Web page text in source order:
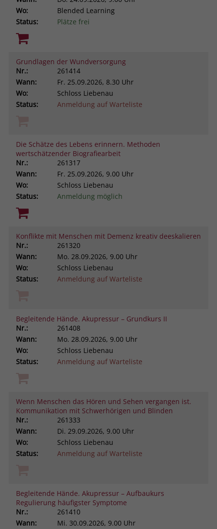
Wo:
Blended Learning
Status:
Plätze frei
Grundlagen der Wundversorgung
Nr.:
261414
Wann:
Fr. 25.09.2026, 8.30 Uhr
Wo:
Schloss Liebenau
Status:
Anmeldung auf Warteliste
Die Schätze des Lebens erinnern. Methoden
wertschätzender Biografiearbeit
Nr.:
261317
Wann:
Fr. 25.09.2026, 9.00 Uhr
Wo:
Schloss Liebenau
Status:
Anmeldung möglich
Konflikte mit Menschen mit Demenz kreativ deeskalieren
Nr.:
261320
Wann:
Mo. 28.09.2026, 9.00 Uhr
Wo:
Schloss Liebenau
Status:
Anmeldung auf Warteliste
Begleitende Hände. Akupressur – Grundkurs II
Nr.:
261408
Wann:
Mo. 28.09.2026, 9.00 Uhr
Wo:
Schloss Liebenau
Status:
Anmeldung auf Warteliste
Wenn Menschen das Hören und Sehen vergangen ist.
Kommunikation mit Schwerhörigen und Blinden
Nr.:
261333
Wann:
Di. 29.09.2026, 9.00 Uhr
Wo:
Schloss Liebenau
Status:
Anmeldung auf Warteliste
Begleitende Hände. Akupressur – Aufbaukurs
Regulierung häufigster Symptome
Nr.:
261410
Wann:
Mi. 30.09.2026, 9.00 Uhr